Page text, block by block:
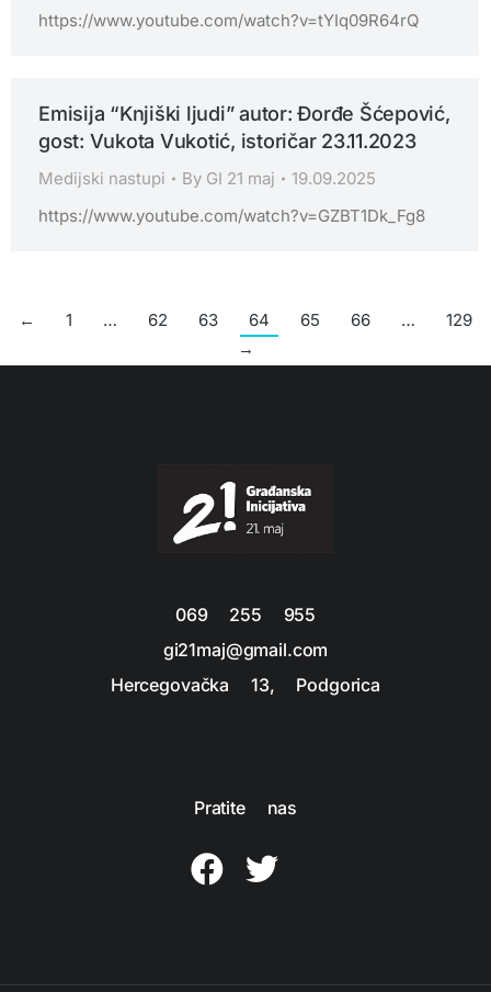
https://www.youtube.com/watch?v=tYIq09R64rQ
Emisija “Knjiški ljudi” autor: Đorđe Šćepović,
gost: Vukota Vukotić, istoričar 23.11.2023
Medijski nastupi By GI 21 maj
19.09.2025
https://www.youtube.com/watch?v=GZBT1Dk_Fg8
← 1 … 62 63 64 65 66 …
129
→
069 255 955
gi21maj@gmail.com
Hercegovačka 13, Podgorica
Pratite nas